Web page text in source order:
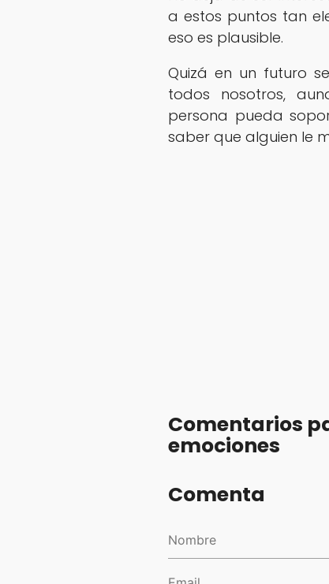
a estos puntos tan
eso es plausible.
Quizá en un futuro
todos nosotros,
persona pueda
saber que alguien le
Comentarios
emociones
Comenta